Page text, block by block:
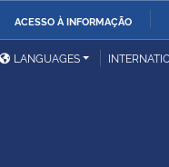
ACESSO À INFORMAÇÃO
das Relações
LANGUAGES